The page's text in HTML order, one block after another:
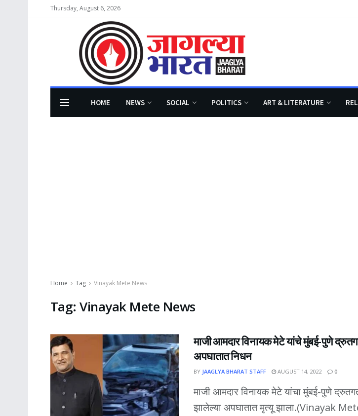
Thursday, August 6, 2026
HOME NEWS SOCIAL POLITICS ART & LITERATURE
Home Tag Vinayak Mete News
Tag:Vinayak Mete News
माजी आमदार विनायक मेटे यांचे मुंबई-पुणे
अपघातात निधन
BY JAAGLYA BHARAT STAFF AUGUST 14, 2022 0
माजी आमदार विनायक मेटे यांचा मुंबई-पुणे
झालेल्या अपघातात मृत्यू झाला.(Vinayak